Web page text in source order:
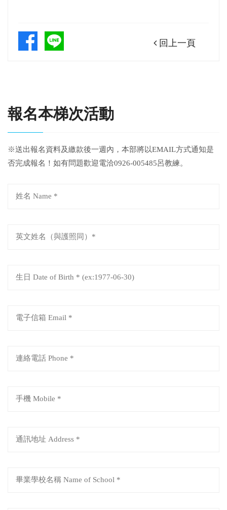
回上一頁
報名本梯次活動
※送出報名資料及繳款後一週內，本部將以EMAIL方式通知是
否完成報名！如有問題歡迎電洽0926-005485呂教練。